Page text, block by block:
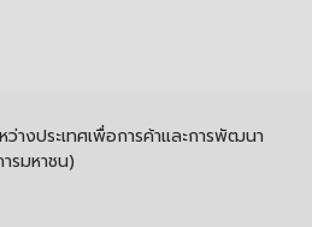
งประเทศเพื่อการค้าและการพัฒนา
รมหาชน)